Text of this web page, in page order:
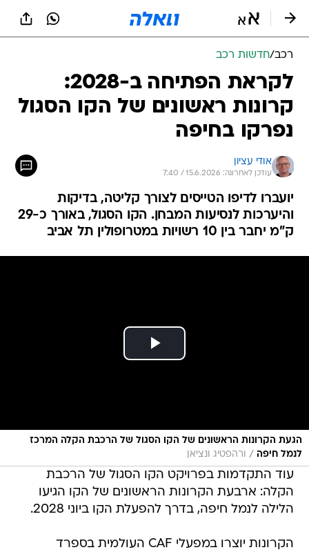
רכב/חדשות רכב
לקראת הפתיחה ב-2028:
קרונות ראשונים של הקו הסגול
נפרקו בחיפה
אודי עציון
עודכן לאחרונה: 15.6.2026 / 7:40
יועברו לדיפו הטייסים לצורך קליטה, בדיקות
והיערכות לנסיעות המבחן. הקו הסגול, באורך כ-29
ק"מ יחבר בין 10 רשויות במטרופולין תל אביב
הגעת הקרונות הראשונים של הקו הסגול של הרכבת הקלה המרכז
לנמל חיפה / ורהפטיג ונציאן
עוד התקדמות בפרויקט הקו הסגול של הרכבת
הקלה: ארבעת הקרונות הראשונים של הקו הגיעו
הלילה לנמל חיפה, בדרך להפעלת הקו ביוני 2028.
הקרונות יוצרו במפעלי CAF העולמית בספרד